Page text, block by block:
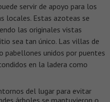
servir de apoyo para los
locales. Estas azoteas se
las originales vistas
sea tan único. Las villas de
pabellones unidos por puentes
en la ladera como
del lugar para evitar
árboles se mantuvieron o